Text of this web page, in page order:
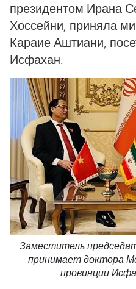
президентом Ирана
Хоссейни, приняла
Караие Аштиани,
Исфахан.
Заместитель
принимает доктора
провинции